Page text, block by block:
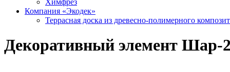
Химфрез
Компания «Экодек»
Террасная доска из древесно-полимерного
Декоративный элемент Шар-2